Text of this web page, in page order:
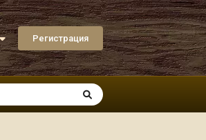
Регистрация